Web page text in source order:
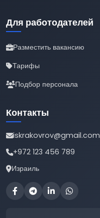
Для работодателей
Разместить вакансию
Тарифы
Подбор персонала
Контакты
iskrakovrov@gmail.com
+972 123 456 789
Израиль